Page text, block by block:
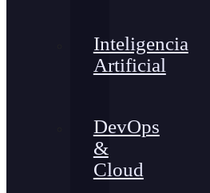
Inteligencia
Artificial
DevOps
&
Cloud